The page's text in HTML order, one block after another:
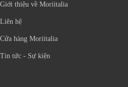
Giới thiệu về Moriitalia
Liên hệ
Cửa hàng Moriitalia
Tin tức - Sự kiện